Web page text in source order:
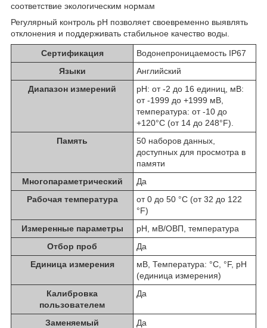
соответствие экологическим нормам
Регулярный контроль pH позволяет своевременно выявлять
отклонения и поддерживать стабильное качество воды.
Сертификация
Водонепроницаемость IP67
Языки
Английский
Диапазон измерений
pH: от -2 до 16 единиц, мВ:
от -1999 до +1999 мВ,
температура: от -10 до
+120°C (от 14 до 248°F).
Память
50 наборов данных,
доступных для просмотра в
памяти
Многопараметрический
Да
Рабочая температура
от 0 до 50 °C (от 32 до 122
°F)
Измеренные параметры
pH, мВ/ОВП, температура
Отбор проб
Да
Единица измерения
мВ, Температура: °C, °F, pH
(единица измерения)
Калибровка
пользователем
Да
Заменяемый
Да